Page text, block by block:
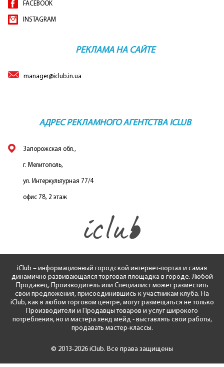
FACEBOOK
INSTAGRAM
РЕКЛАМА НА САЙТЕ
manager@iclub.in.ua
АДРЕС РЕКЛАМНОГО АГЕНТСТВА ICLUB
Запорожская обл.,
г. Мелитополь,
ул. Интеркультурная 77/4
офис 78, 2 этаж
iClub – информационный городской интернет-портал и самая
динамично развивающаяся торговая площадка в городе. Любой
Продавец, Производитель или Специалист может разместить
свои предложения, присоединившись к участникам клуба. На
iClub, как в любом торговом центре, могут размещаться не только
Производители и Продавцы товаров и услуг широкого
потребления, но и мастера хенд мейд - выставлять свои работы,
продавать мастер-классы.
© 2013-2026 iClub. Все права защищены